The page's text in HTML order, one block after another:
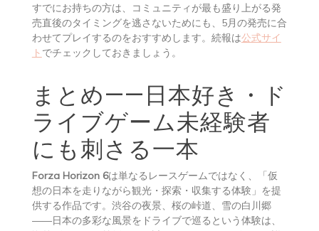
すでにお持ちの方は、コミュニティが最も盛り上がる発
売直後のタイミングを逃さないためにも、5月の発売に合
わせてプレイするのをおすすめします。続報は公式サイ
ト でチェックしておきましょう。
まとめ——日本好き・ド
ライブゲーム未経験者
にも刺さる一本
Forza Horizon 6は単なるレースゲームではなく、「仮
想の日本を走りながら観光・探索・収集する体験」を提
供する作品です。渋谷の夜景、桜の峠道、雪の白川郷
——日本の多彩な風景をドライブで巡るという体験は、